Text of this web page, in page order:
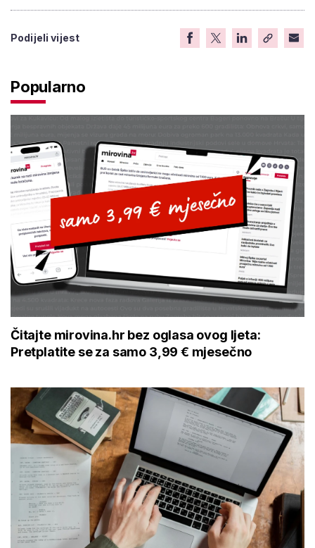
Podijeli vijest
Popularno
Čitajte mirovina.hr bez oglasa ovog ljeta:
Pretplatite se za samo 3,99 € mjesečno